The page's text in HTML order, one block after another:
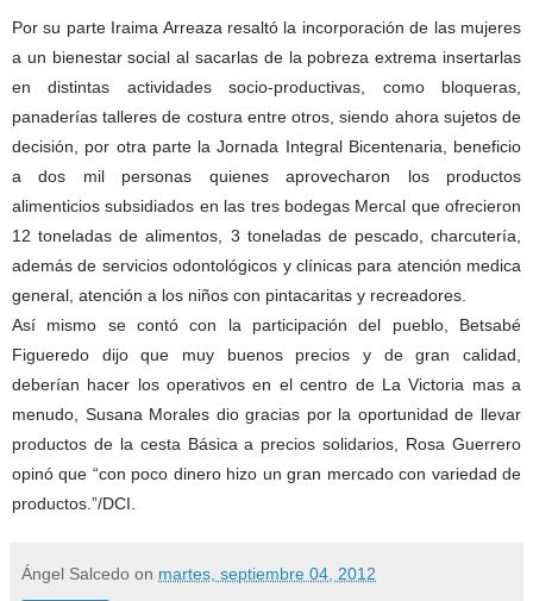
Por su parte Iraima Arreaza resaltó la incorporación de las mujeres
a un bienestar social al sacarlas de la pobreza extrema insertarlas
en distintas actividades socio-productivas, como bloqueras,
panaderías talleres de costura entre otros, siendo ahora sujetos de
decisión, por otra parte la Jornada Integral Bicentenaria, beneficio
a dos mil personas quienes aprovecharon los productos
alimenticios subsidiados en las tres bodegas Mercal que ofrecieron
12 toneladas de alimentos, 3 toneladas de pescado, charcutería,
además de servicios odontológicos y clínicas para atención medica
general, atención a los niños con pintacaritas y recreadores.
Así mismo se contó con la participación del pueblo, Betsabé
Figueredo dijo que muy buenos precios y de gran calidad,
deberían hacer los operativos en el centro de La Victoria mas a
menudo, Susana Morales dio gracias por la oportunidad de llevar
productos de la cesta Básica a precios solidarios, Rosa Guerrero
opinó que “con poco dinero hizo un gran mercado con variedad de
productos.”/DCI.
Ángel Salcedo on martes, septiembre 04, 2012